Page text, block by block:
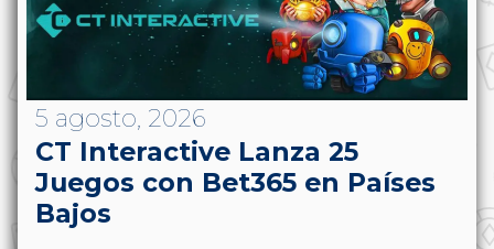
5 agosto, 2026
CT Interactive Lanza 25
Juegos con Bet365 en Países
Bajos